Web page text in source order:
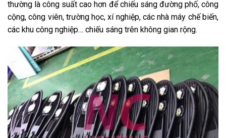
thường là công suất cao hơn để chiếu sáng đường phố, công
cộng, công viên, trường học, xí nghiệp, các nhà máy chế biến,
các khu công nghiệp… chiếu sáng trên không gian rộng.